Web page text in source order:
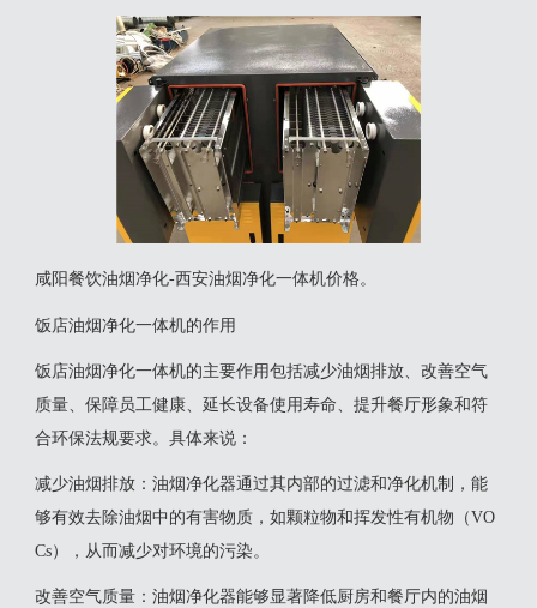
咸阳餐饮油烟净化-西安油烟净化一体机价格。
饭店油烟净化一体机的作用
‌饭店油烟净化一体机的主要作用包括减少油烟排放、改善空气
质量、保障员工健康、延长设备使用寿命、提升餐厅形象和符
合环保法规要求‌。具体来说：
‌减少油烟排放‌：油烟净化器通过其内部的过滤和净化机制，能
够有效去除油烟中的有害物质，如颗粒物和挥发性有机物（VO
Cs），从而减少对环境的污染‌。
‌改善空气质量‌：油烟净化器能够显著降低厨房和餐厅内的油烟